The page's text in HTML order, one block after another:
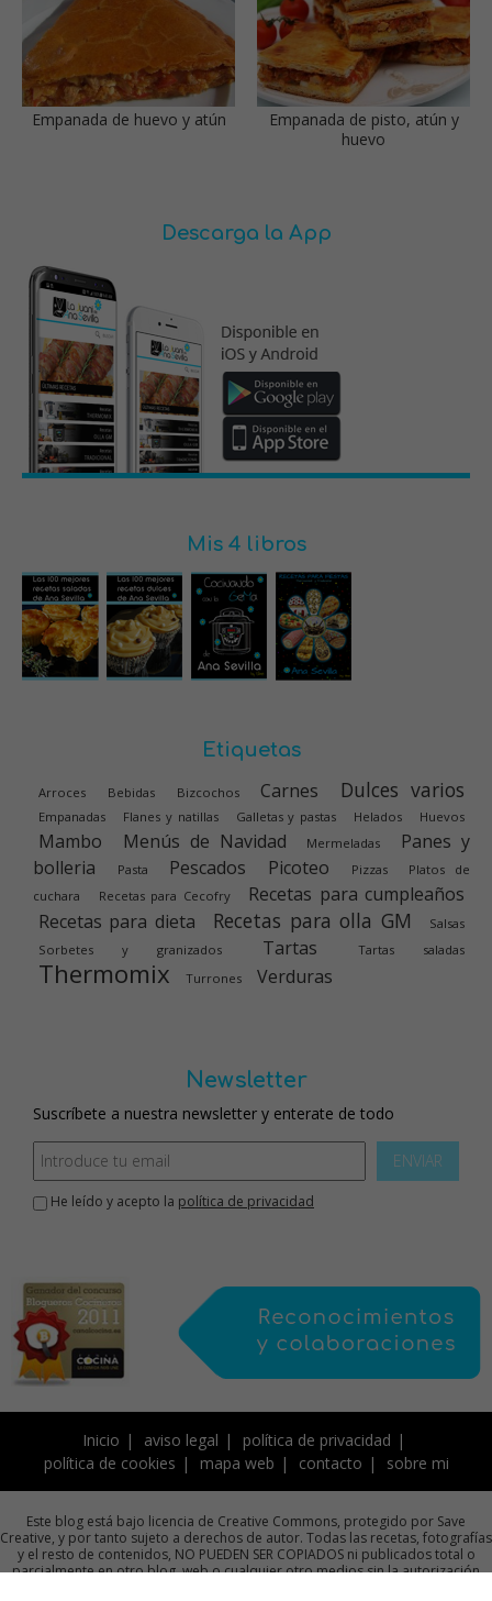
Empanada de huevo y atún
Empanada de pisto, atún y
huevo
Descarga la App
Mis 4 libros
Etiquetas
Arroces Bebidas Bizcochos Carnes Dulces varios
Empanadas Flanes y natillas Galletas y pastas Helados Huevos
Mambo Menús de Navidad Mermeladas
Panes y
bolleria
Pasta Pescados Picoteo Pizzas
Platos de
cuchara
Recetas para Cecofry
Recetas para cumpleaños
Recetas para dieta
Recetas para olla GM
Salsas
Sorbetes y granizados
Tartas Tartas saladas
Thermomix Turrones Verduras
Newsletter
Suscríbete a nuestra newsletter y enterate de todo
ENVIAR
He leído y acepto la política de privacidad
Inicio aviso legal
política de privacidad
política de cookies
mapa web contacto sobre mi
Este blog está bajo licencia de Creative Commons, protegido por Save
Creative, y por tanto sujeto a derechos de autor. Todas las recetas, fotografías
y el resto de contenidos, NO PUEDEN SER COPIADOS ni publicados total o
parcialmente en otro blog, web o cualquier otro medios sin la autorización